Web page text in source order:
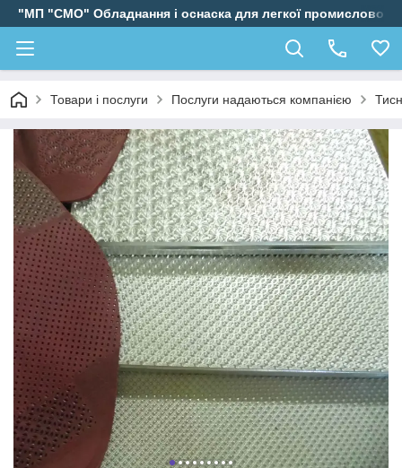
"МП "СМО" Обладнання і оснаска для легкої промисловості
Товари і послуги Послуги надаються компанією